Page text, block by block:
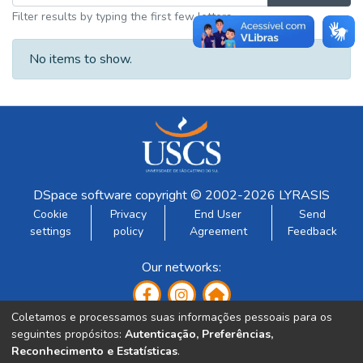
Filter results by typing the first few letters
No items to show.
DSpace software copyright © 2002-2026 LYRASIS
Cookie
settings
Privacy
policy
End User
Agreement
Send
Feedback
Our networks:
Coletamos e processamos suas informações pessoais para os
seguintes propósitos: Autenticação, Preferências,
Reconhecimento e Estatísticas.